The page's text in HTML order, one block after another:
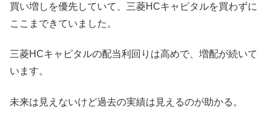
買い増しを優先していて、三菱HCキャピタルを買わずに
ここまできていました。
三菱HCキャピタルの配当利回りは高めで、増配が続いて
います。
未来は見えないけど過去の実績は見えるのが助かる。